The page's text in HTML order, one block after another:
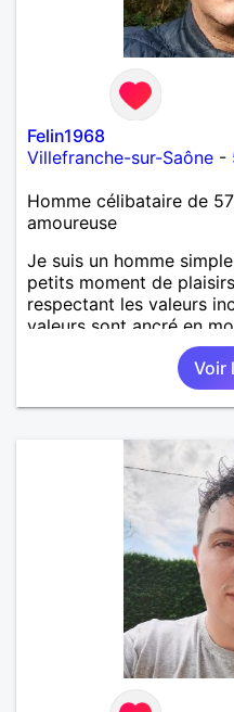
Felin1968
Villefranche-sur-Saône -
Homme célibataire de
amoureuse
Je suis un homme
petits moment de
respectant les valeurs
valeurs sont ancré en
déroge sera bannie de
Voir